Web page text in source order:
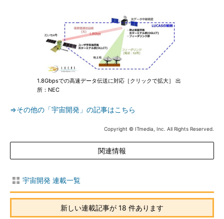
1.8Gbpsでの高速データ伝送に対応［クリックで拡大］ 出
所：NEC
⇒その他の「宇宙開発」の記事はこちら
Copyright © ITmedia, Inc. All Rights Reserved.
関連情報
宇宙開発 連載一覧
新しい連載記事が 18 件あります